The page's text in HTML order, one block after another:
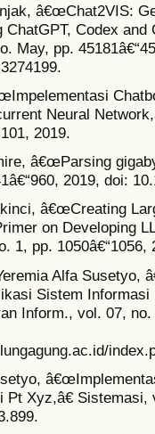
â€œChat2VIS:
Codex
May, pp.
Neural
2019.
â€œParsing
2019, doi:
â€œCreating
on Developing
1, pp.
Alfa Susetyo,
Sistem
Inform., vol. 07,
Xyz,â€ Sistemasi,